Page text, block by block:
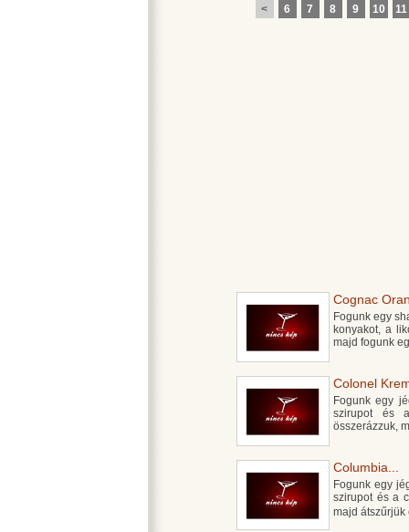
<
6 7 8 9 10 11
Cognac
Fogunk egy
konyakot, a
majd fogunk
Colonel
Fogunk egy
szirupot és
összerázzuk,
Columbia...
Fogunk egy
szirupot és a
majd